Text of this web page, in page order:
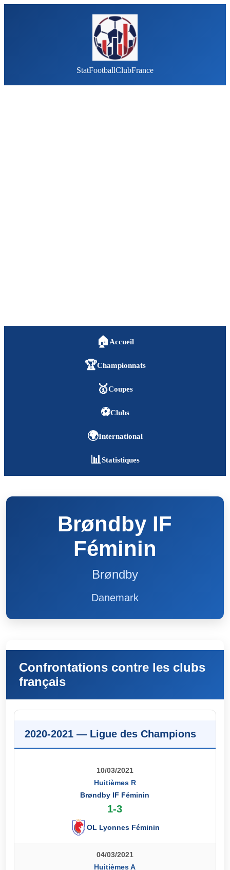
StatFootballClubFrance
🏠 Accueil
🏆Championnats
🥇Coupes
⚽Clubs
🌍International
📊Statistiques
Brøndby IF
Féminin
Brøndby
Danemark
Confrontations contre les clubs
français
2020-2021 — Ligue des Champions
10/03/2021
Huitièmes R
Brøndby IF Féminin
1-3
OL Lyonnes Féminin
04/03/2021
Huitièmes A